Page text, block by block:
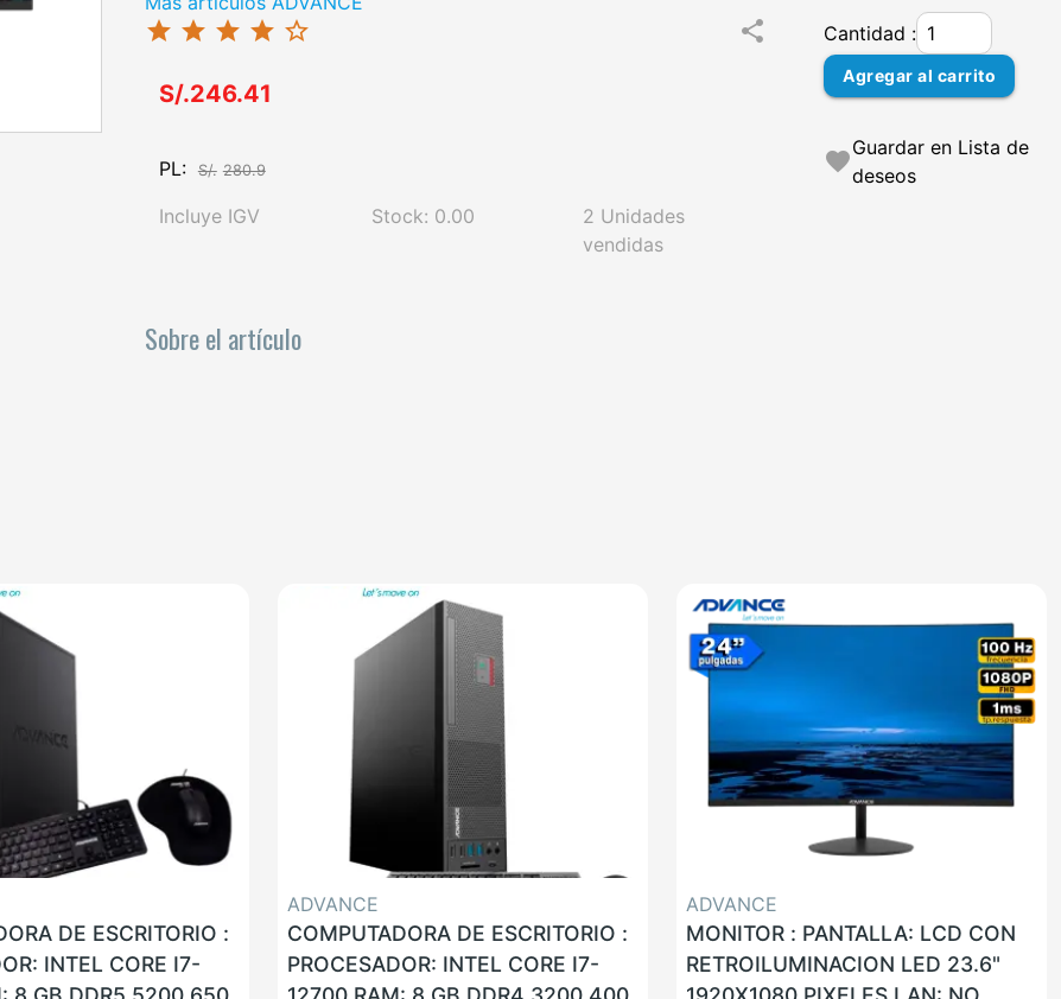
star star star star star_border share
S/.246.41
PL: S/. 280.9
Incluye IGV Stock: 0.00
2 Unidades
vendidas
Sobre el artículo
Cantidad :
Agregar al carrito
favoriteGuardar en Lista de
deseos
DE ESCRITORIO :
INTEL CORE I7-
ADVANCE
COMPUTADORA DE ESCRITORIO :
PROCESADOR: INTEL CORE I7-
ADVANCE
MONITOR : PANTALLA: LCD CON
RETROILUMINACION LED 23.6"